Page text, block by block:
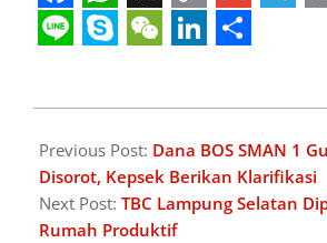
Facebook
WhatsApp
X Copy
Link
Gmail
06-
22
Previous Post: Dana BOS SMAN 1
Disorot, Kepsek Berikan Klarifikasi
Next Post: TBC Lampung Selatan
Rumah Produktif